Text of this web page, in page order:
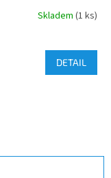
Skladem (1 ks)
DETAIL